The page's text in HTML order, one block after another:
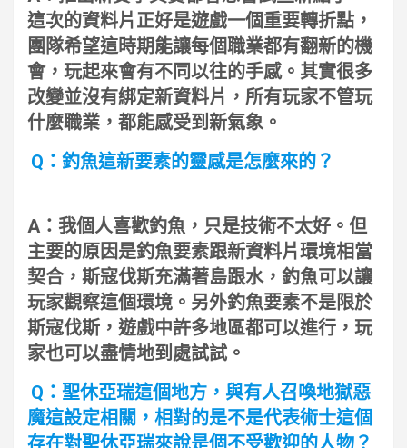
這次的資料片正好是遊戲一個重要轉折點，
團隊希望這時期能讓每個職業都有翻新的機
會，玩起來會有不同以往的手感。其實很多
改變並沒有綁定新資料片，所有玩家不管玩
什麼職業，都能感受到新氣象。
Q：釣魚這新要素的靈感是怎麼來的？
A：我個人喜歡釣魚，只是技術不太好。但
主要的原因是釣魚要素跟新資料片環境相當
契合，斯寇伐斯充滿著島跟水，釣魚可以讓
玩家觀察這個環境。另外釣魚要素不是限於
斯寇伐斯，遊戲中許多地區都可以進行，玩
家也可以盡情地到處試試。
Q：聖休亞瑞這個地方，與有人召喚地獄惡
魔這設定相關，相對的是不是代表術士這個
存在對聖休亞瑞來說是個不受歡迎的人物？